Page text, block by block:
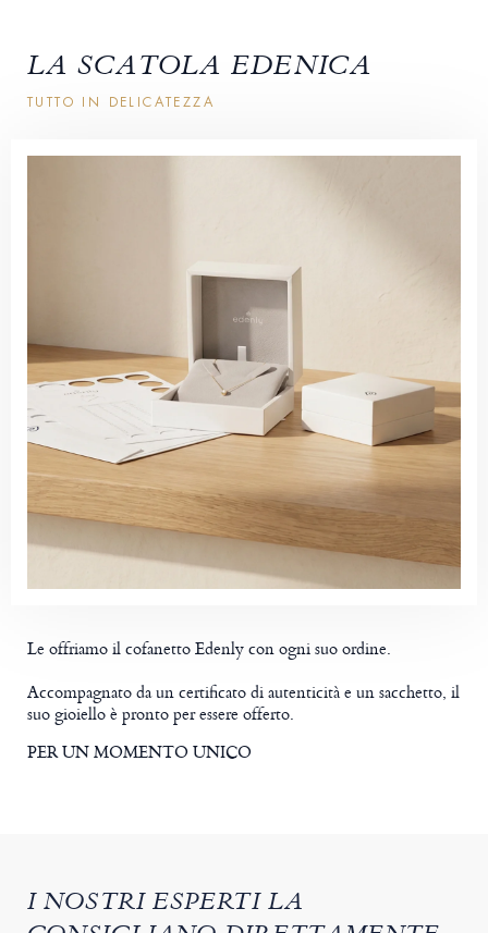
LA SCATOLA EDENICA
TUTTO IN DELICATEZZA
Le offriamo il cofanetto Edenly con ogni suo ordine.
Accompagnato da un certificato di autenticità e un sacchetto, il
suo gioiello è pronto per essere offerto.
PER UN MOMENTO UNICO
I NOSTRI ESPERTI LA